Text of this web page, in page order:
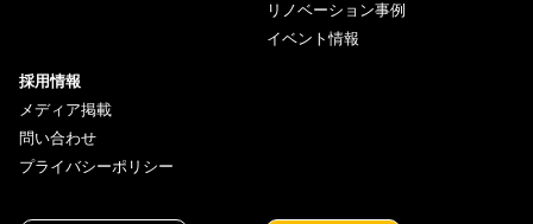
リノベーション事例
イベント情報
採用情報
メディア掲載
問い合わせ
プライバシーポリシー